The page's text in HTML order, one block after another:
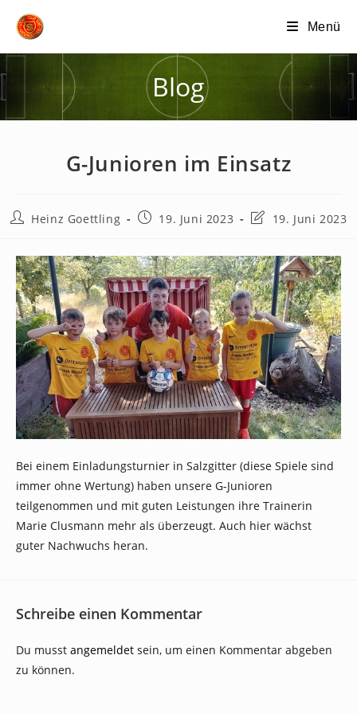
Inhalt
Menü
Blog
G-Junioren im Einsatz
Beitrags-
Heinz Goettling
Beitrag19. Juni 2023
Beitrag
am:
19. Juni 2023
Bei einem Einladungsturnier in Salzgitter (diese Spiele sind
immer ohne Wertung) haben unsere G-Junioren
teilgenommen und mit guten Leistungen ihre Trainerin
Marie Clusmann mehr als überzeugt. Auch hier wächst
guter Nachwuchs heran.
Schreibe einen Kommentar
Du musst angemeldet sein, um einen Kommentar abgeben
zu können.